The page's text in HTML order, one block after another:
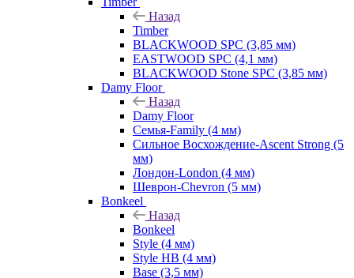
Назад
Timber
BLACKWOOD SPC (3,85 мм)
EASTWOOD SPC (4,1 мм)
BLACKWOOD Stone SPC (3,85 мм)
Damy Floor
Назад
Damy Floor
Семья-Family (4 мм)
Сильное Восхождение-Ascent Strong (5
мм)
Лондон-London (4 мм)
Шеврон-Chevron (5 мм)
Bonkeel
Назад
Bonkeel
Style (4 мм)
Style HB (4 мм)
Base (3,5 мм)